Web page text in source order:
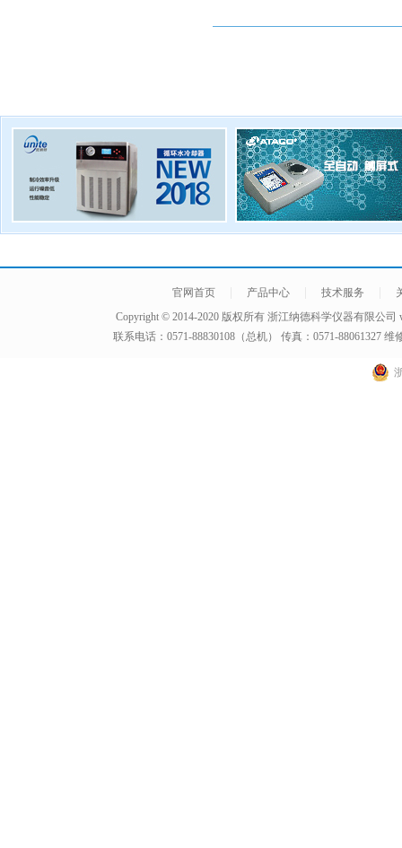
官网首页 产品中心 技术服务
Copyright © 2014-2020 版权所有 浙江纳德科学仪器有限公司
联系电话：0571-88830108（总机） 传真：0571-88061327